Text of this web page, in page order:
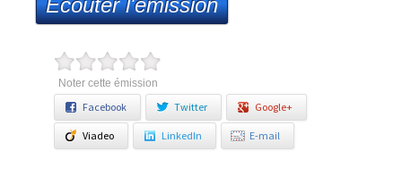
Ecouter l'émission
Noter cette émission
Facebook Twitter Google+
Viadeo LinkedIn E-mail